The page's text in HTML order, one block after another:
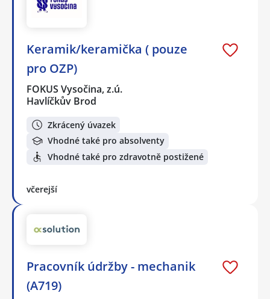
Keramik/keramička ( pouze
pro OZP)
FOKUS Vysočina, z.ú.
Havlíčkův Brod
Zkrácený úvazek
Vhodné také pro absolventy
Vhodné také pro zdravotně postižené
včerejší
Pracovník údržby - mechanik
(A719)